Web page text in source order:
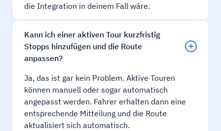
die Integration in deinem Fall wäre.
Kann ich einer aktiven Tour kurzfristig
Stopps hinzufügen und die Route
anpassen?
Ja, das ist gar kein Problem. Aktive Touren
können manuell oder sogar automatisch
angepasst werden. Fahrer erhalten dann eine
entsprechende Mitteilung und die Route
aktualisiert sich automatisch.